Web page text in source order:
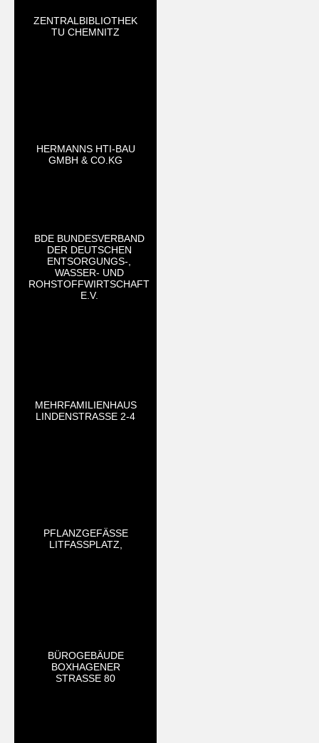
ZENTRALBIBLIOTHEK
TU CHEMNITZ
HERMANNS HTI-BAU
GMBH & CO.KG
BDE BUNDESVERBAND
DER DEUTSCHEN
ENTSORGUNGS-,
WASSER- UND
ROHSTOFFWIRTSCHAFT
E.V.
MEHRFAMILIENHAUS
LINDENSTRASSE 2-4
PFLANZGEFÄSSE L
ITFASSPLATZ,
BÜROGEBÄUDE
BOXHAGENER
STRASSE 80